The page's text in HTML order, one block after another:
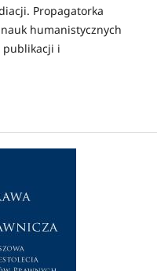
Propagatorka
humanistycznych
publikacji i